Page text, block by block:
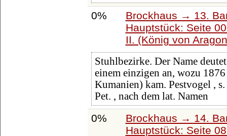
0%
Brockhaus → 13.
Hauptstück: Seite
II. (König von
Stuhlbezirke. Der Name
einem einzigen an, wozu
Kumanien) kam. Pestvogel , s.
Pet. , nach dem lat. Namen
0%
Brockhaus → 14.
Hauptstück: Seite